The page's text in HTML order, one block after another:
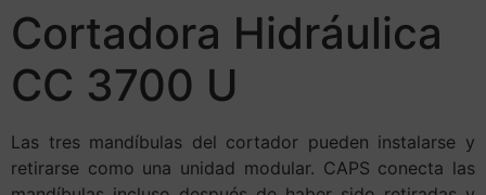
Cortadora Hidráulica
CC 3700 U
Las tres mandíbulas del cortador pueden instalarse y
retirarse como una unidad modular. CAPS conecta las